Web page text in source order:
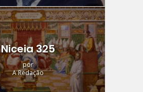
Niceia 325
por
A Redação